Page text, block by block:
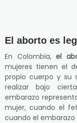
El aborto es
En Colombia, el
mujeres tienen el
propio cuerpo y su
realizar bajo
embarazo
mujer, cuando el
cuando el embarazo